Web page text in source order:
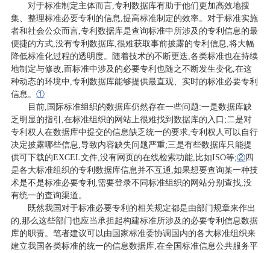
对于标准制定主体而言,专利数据库有助于他们更加高效地搜
集、整理标准必要专利的信息,提高标准制定的效率。对于标准实施
者和社会公众而言,专利数据库是查询标准中所涉及的专利信息的最
便捷的方式,没有专利数据库,很难获取事前披露的专利信息,将大幅
降低标准化过程的透明度。随着技术的不断更迭,各类标准也在持续
地制定与修改,而标准中涉及的必要专利也随之不断发生变化,在这
种动态的环境中,专利数据库能够提供最直观、实时的标准必要专利
信息。 ①
目前,国际标准组织的数据库仍然存在一些问题:一是数据库缺
乏明显的指引,在标准组织的网站上很难找到数据库的入口;二是对
专利权人在数据库中提交的信息缺乏统一的要求,专利权人可以自行
决定披露哪些信息,导致内容缺失问题严重;三是有些数据库只能提
供可下载的EXCEL文件,没有网页的在线检索功能,比如ISO等;②四
是各大标准组织的专利数据库信息并不互通,如果想要查询某一种技
术是不是标准必要专利,需要登录不同标准组织的网站分别查找,没
有统一的查询渠道。
既然我国对于标准必要专利的相关规定都是由部门规章来作出
的,那么这些部门也应当承担起构建标准所涉及的必要专利信息数据
库的职责。笔者建议可以由国家标准委协调国内的各大标准组织来
建立我国各类标准的统一的信息数据库,在全国标准信息公共服务平